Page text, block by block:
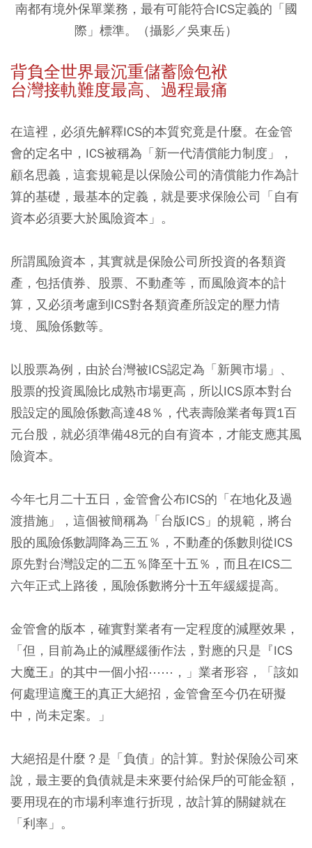
南都有境外保單業務，最有可能符合ICS定義的「國
際」標準。（攝影／吳東岳）
背負全世界最沉重儲蓄險包袱
台灣接軌難度最高、過程最痛
在這裡，必須先解釋ICS的本質究竟是什麼。在金管
會的定名中，ICS被稱為「新一代清償能力制度」，
顧名思義，這套規範是以保險公司的清償能力作為計
算的基礎，最基本的定義，就是要求保險公司「自有
資本必須要大於風險資本」。
所謂風險資本，其實就是保險公司所投資的各類資
產，包括債券、股票、不動產等，而風險資本的計
算，又必須考慮到ICS對各類資產所設定的壓力情
境、風險係數等。
以股票為例，由於台灣被ICS認定為「新興市場」、
股票的投資風險比成熟市場更高，所以ICS原本對台
股設定的風險係數高達48％，代表壽險業者每買1百
元台股，就必須準備48元的自有資本，才能支應其風
險資本。
今年七月二十五日，金管會公布ICS的「在地化及過
渡措施」，這個被簡稱為「台版ICS」的規範，將台
股的風險係數調降為三五％，不動產的係數則從ICS
原先對台灣設定的二五％降至十五％，而且在ICS二
六年正式上路後，風險係數將分十五年緩緩提高。
金管會的版本，確實對業者有一定程度的減壓效果，
「但，目前為止的減壓緩衝作法，對應的只是『ICS
大魔王』的其中一個小招⋯⋯，」業者形容，「該如
何處理這魔王的真正大絕招，金管會至今仍在研擬
中，尚未定案。」
大絕招是什麼？是「負債」的計算。對於保險公司來
說，最主要的負債就是未來要付給保戶的可能金額，
要用現在的市場利率進行折現，故計算的關鍵就在
「利率」。